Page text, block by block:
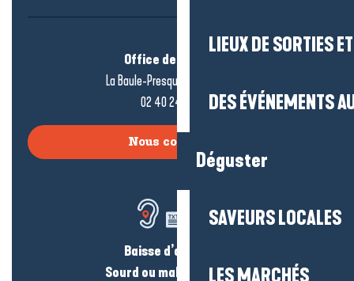
LIEUX DE SORTIES
DES ÉVÉNEMENTS
Déguster
SAVEURS LOCALES
LES MARCHÉS
Office de tourisme
La Baule-Presqu’île de Guérande
02 40 24 34 44
Nous contacter
Baisse d’audition ?
Sourd ou malentendant ?